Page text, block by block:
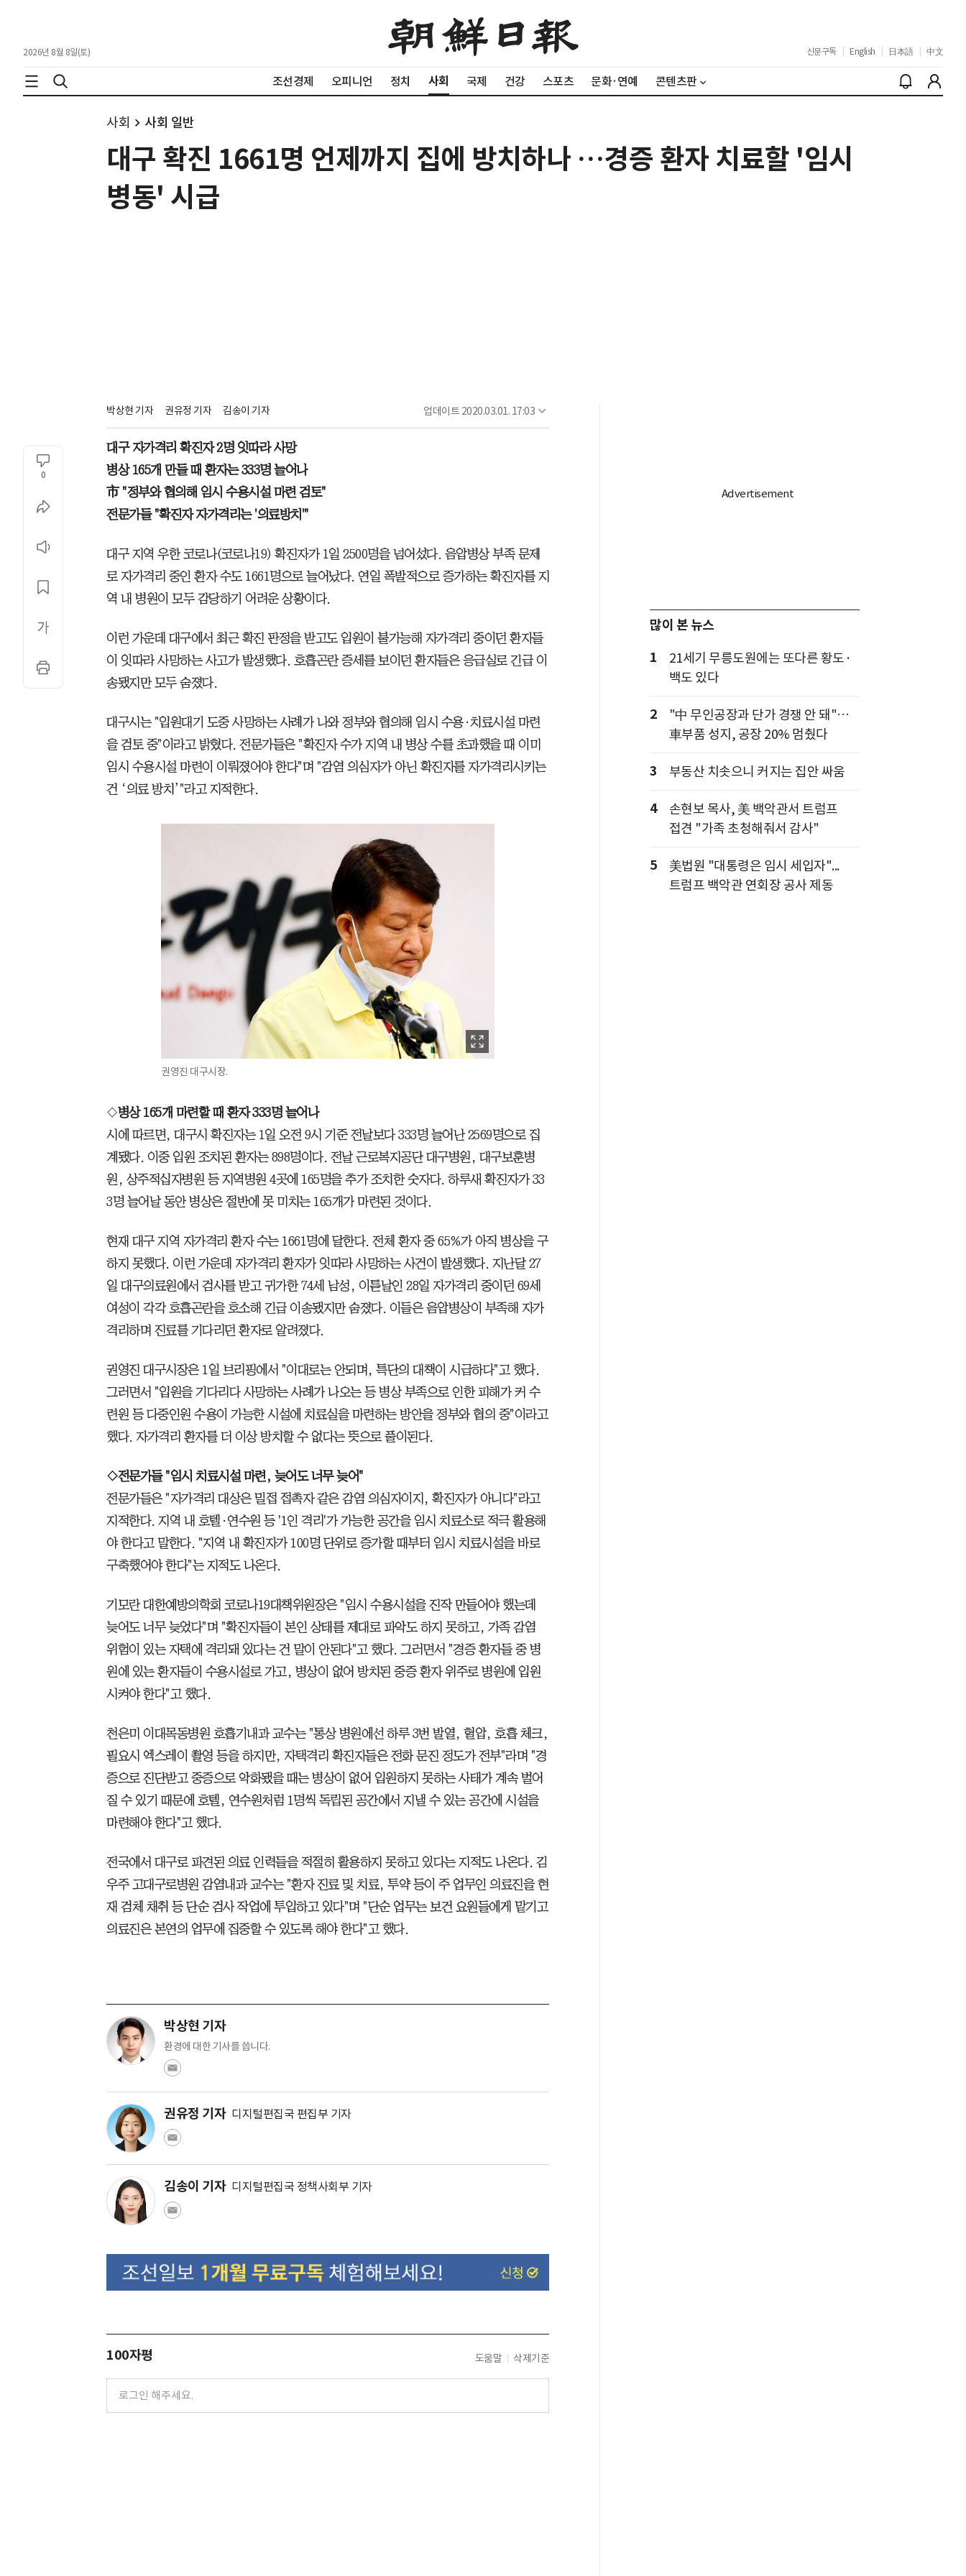
2026년 8월 8일(토) 신문구독 English 日本語 中文
조선경제 오피니언 정치 사회 국제 건강 스포츠 문화·연예 콘텐츠판
사회 사회 일반
대구 확진 1661명 언제까지 집에 방치하나 …경증 환자 치료할 '임시
병동' 시급
박상현 기자 권유정 기자 김송이 기자 업데이트 2020.03.01. 17:03
0
대구 자가격리 확진자 2명 잇따라 사망
병상 165개 만들 때 환자는 333명 늘어나
市 "정부와 협의해 임시 수용시설 마련 검토"
전문가들 "확진자 자가격리는 '의료방치'"
대구 지역 우한 코로나(코로나19) 확진자가 1일 2500명을 넘어섰다. 음압병상 부족 문제
로 자가격리 중인 환자 수도 1661명으로 늘어났다. 연일 폭발적으로 증가하는 확진자를 지
역 내 병원이 모두 감당하기 어려운 상황이다.
이런 가운데 대구에서 최근 확진 판정을 받고도 입원이 불가능해 자가격리 중이던 환자들
이 잇따라 사망하는 사고가 발생했다. 호흡곤란 증세를 보이던 환자들은 응급실로 긴급 이
송됐지만 모두 숨졌다.
대구시는 "입원대기 도중 사망하는 사례가 나와 정부와 협의해 임시 수용·치료시설 마련
을 검토 중"이라고 밝혔다. 전문가들은 "확진자 수가 지역 내 병상 수를 초과했을 때 이미
임시 수용시설 마련이 이뤄졌어야 한다"며 "감염 의심자가 아닌 확진자를 자가격리시키는
건 ‘의료 방치’"라고 지적한다.
권영진 대구시장.
◇병상 165개 마련할 때 환자 333명 늘어나
시에 따르면, 대구시 확진자는 1일 오전 9시 기준 전날보다 333명 늘어난 2569명으로 집
계됐다. 이중 입원 조치된 환자는 898명이다. 전날 근로복지공단 대구병원, 대구보훈병
원, 상주적십자병원 등 지역병원 4곳에 165명을 추가 조치한 숫자다. 하루새 확진자가 33
3명 늘어날 동안 병상은 절반에 못 미치는 165개가 마련된 것이다.
현재 대구 지역 자가격리 환자 수는 1661명에 달한다. 전체 환자 중 65%가 아직 병상을 구
하지 못했다. 이런 가운데 자가격리 환자가 잇따라 사망하는 사건이 발생했다. 지난달 27
일 대구의료원에서 검사를 받고 귀가한 74세 남성, 이튿날인 28일 자가격리 중이던 69세
여성이 각각 호흡곤란을 호소해 긴급 이송됐지만 숨졌다. 이들은 음압병상이 부족해 자가
격리하며 진료를 기다리던 환자로 알려졌다.
권영진 대구시장은 1일 브리핑에서 "이대로는 안되며, 특단의 대책이 시급하다"고 했다.
그러면서 "입원을 기다리다 사망하는 사례가 나오는 등 병상 부족으로 인한 피해가 커 수
련원 등 다중인원 수용이 가능한 시설에 치료실을 마련하는 방안을 정부와 협의 중"이라고
했다. 자가격리 환자를 더 이상 방치할 수 없다는 뜻으로 풀이된다.
◇전문가들 "임시 치료시설 마련, 늦어도 너무 늦어"
전문가들은 "자가격리 대상은 밀접 접촉자 같은 감염 의심자이지, 확진자가 아니다"라고
지적한다. 지역 내 호텔·연수원 등 '1인 격리'가 가능한 공간을 임시 치료소로 적극 활용해
야 한다고 말한다. "지역 내 확진자가 100명 단위로 증가할 때부터 임시 치료시설을 바로
구축했어야 한다"는 지적도 나온다.
기모란 대한예방의학회 코로나19대책위원장은 "임시 수용시설을 진작 만들어야 했는데
늦어도 너무 늦었다"며 "확진자들이 본인 상태를 제대로 파악도 하지 못하고, 가족 감염
위험이 있는 자택에 격리돼 있다는 건 말이 안된다"고 했다. 그러면서 "경증 환자들 중 병
원에 있는 환자들이 수용시설로 가고, 병상이 없어 방치된 중증 환자 위주로 병원에 입원
시켜야 한다"고 했다.
천은미 이대목동병원 호흡기내과 교수는 "통상 병원에선 하루 3번 발열, 혈압, 호흡 체크,
필요시 엑스레이 촬영 등을 하지만, 자택격리 확진자들은 전화 문진 정도가 전부"라며 "경
증으로 진단받고 중증으로 악화됐을 때는 병상이 없어 입원하지 못하는 사태가 계속 벌어
질 수 있기 때문에 호텔, 연수원처럼 1명씩 독립된 공간에서 지낼 수 있는 공간에 시설을
마련해야 한다"고 했다.
전국에서 대구로 파견된 의료 인력들을 적절히 활용하지 못하고 있다는 지적도 나온다. 김
우주 고대구로병원 감염내과 교수는 "환자 진료 및 치료, 투약 등이 주 업무인 의료진을 현
재 검체 채취 등 단순 검사 작업에 투입하고 있다"며 "단순 업무는 보건 요원들에게 맡기고
의료진은 본연의 업무에 집중할 수 있도록 해야 한다"고 했다.
박상현 기자
환경에 대한 기사를 씁니다.
권유정 기자 디지털편집국 편집부 기자
김송이 기자 디지털편집국 정책사회부 기자
100자평 도움말 삭제기준
많이 본 뉴스
1
21세기 무릉도원에는 또다른 황도·
백도 있다
2
"中 무인공장과 단가 경쟁 안 돼"…
車부품 성지, 공장 20% 멈췄다
3 부동산 치솟으니 커지는 집안 싸움
4
손현보 목사, 美 백악관서 트럼프
접견 "가족 초청해줘서 감사"
5
美법원 "대통령은 임시 세입자"...
트럼프 백악관 연회장 공사 제동